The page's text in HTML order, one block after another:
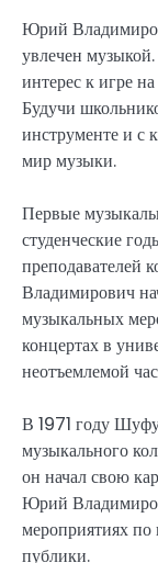
Юрий
увлечен
интерес к игре
Будучи
инструменте и с
мир музыки.
Первые
студенческие
преподавателей
Владимирович
музыкальных
концертах в
неотъемлемой
В 1971 году
музыкального
он начал свою
Юрий
мероприятиях по
публики.